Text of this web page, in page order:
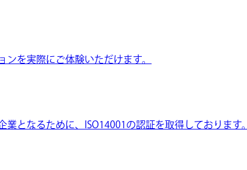
ンを実際にご体験いただけます。
となるために、ISO14001の認証を取得しております。